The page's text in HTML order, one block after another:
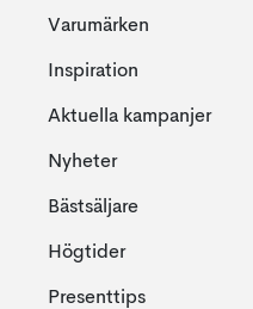
Varumärken
Inspiration
Aktuella kampanjer
Nyheter
Bästsäljare
Högtider
Presenttips